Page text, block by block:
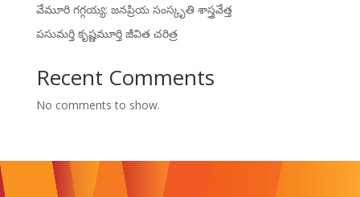
వేమూరి గగ్గయ్య: జనప్రియ సంస్కృతి శాస్త్రవేత్త
పసుమర్తి కృష్ణమూర్తి జీవిత చరిత్ర
Recent Comments
No comments to show.